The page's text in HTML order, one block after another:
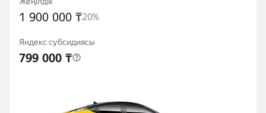
1 900 000 ₸20%
Яндекс субсидиясы
799 000 ₸